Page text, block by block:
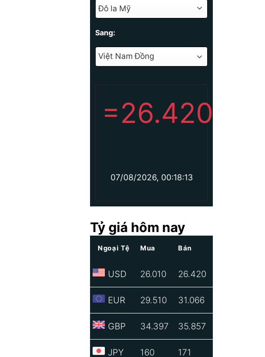
Sang:
=26.420
07/08/2026, 00:18:13
Tỷ giá hôm nay
Ngoại Tệ Mua Bán
USD 26.010 26.420
EUR 29.510 31.066
GBP 34.397 35.857
JPY 160 171